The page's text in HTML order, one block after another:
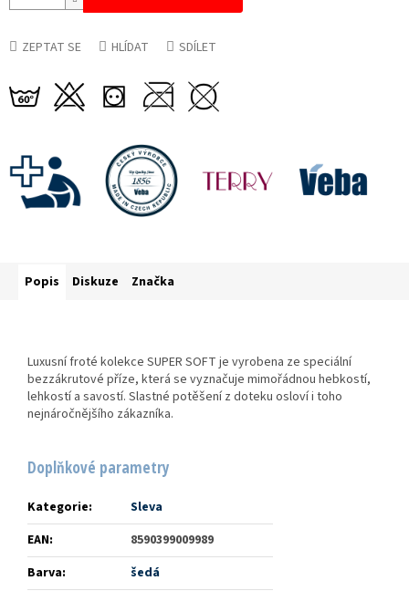
ZEPTAT SE HLÍDAT SDÍLET
Popis Diskuze Značka
Luxusní froté kolekce SUPER SOFT je vyrobena ze speciální
bezzákrutové příze, která se vyznačuje mimořádnou hebkostí,
lehkostí a savostí. Slastné potěšení z doteku osloví i toho
nejnáročnějšího zákazníka.
Doplňkové parametry
Kategorie:
Sleva
EAN:
8590399009989
Barva:
šedá